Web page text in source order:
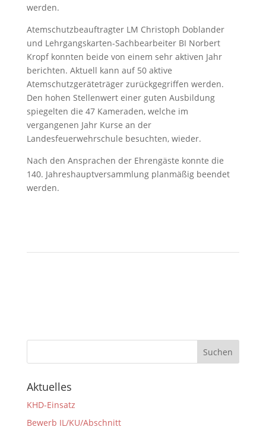
werden.
Atemschutzbeauftragter LM Christoph Doblander
und Lehrgangskarten-Sachbearbeiter BI Norbert
Kropf konnten beide von einem sehr aktiven Jahr
berichten. Aktuell kann auf 50 aktive
Atemschutzgeräteträger zurückgegriffen werden.
Den hohen Stellenwert einer guten Ausbildung
spiegelten die 47 Kameraden, welche im
vergangenen Jahr Kurse an der
Landesfeuerwehrschule besuchten, wieder.
Nach den Ansprachen der Ehrengäste konnte die
140. Jahreshauptversammlung planmäßig beendet
werden.
Aktuelles
KHD-Einsatz
Bewerb IL/KU/Abschnitt